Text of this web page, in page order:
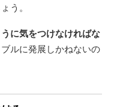
う。
に気をつけなければな
ルに発展しかねないの